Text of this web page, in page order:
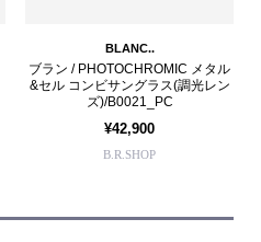
BLANC..
ブラン / PHOTOCHROMIC メタル
&セル コンビサングラス(調光レン
ズ)/B0021_PC
¥42,900
B.R.SHOP